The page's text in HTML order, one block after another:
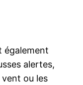
également
alertes,
ou les